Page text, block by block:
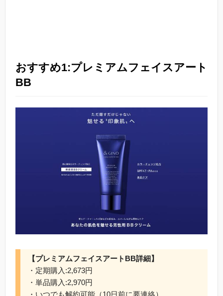
おすすめ1:プレミアムフェイスアート
BB
【プレミアムフェイスアートBB詳細】
・定期購入:2,673円
・単品購入:2,970円